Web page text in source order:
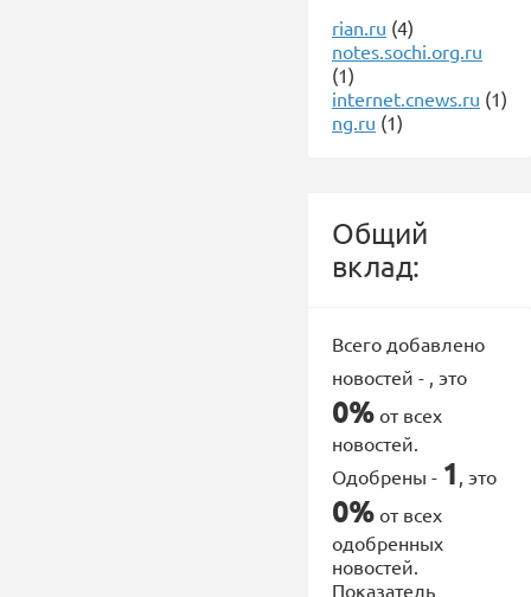
rian.ru (4)
notes.sochi.org.ru
(1)
internet.cnews.ru (1)
ng.ru (1)
Общий
вклад:
Всего добавлено
новостей - , это
0% от всех
новостей.
Одобрены - 1 , это
0% от всех
одобренных
новостей.
Показатель